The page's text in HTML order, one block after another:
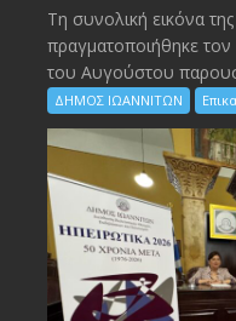
Τη συνολική εικόνα
πραγματοποιήθηκε τον
του Αυγούστου
ΔΗΜΟΣ ΙΩΑΝΝΙΤΩΝ